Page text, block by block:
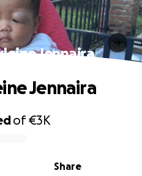
Jennaira
of€3K
Share
Jennaira